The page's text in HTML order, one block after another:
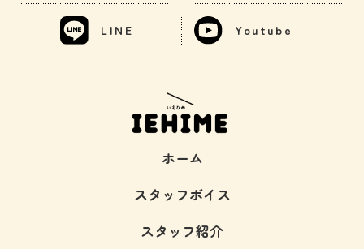
ホーム
スタッフボイス
スタッフ紹介
LINE Youtube